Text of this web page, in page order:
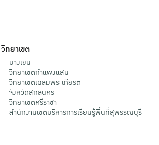
วิทยาเขต
บางเขน
วิทยาเขตกําแพงแสน
วิทยาเขตเฉลิมพระเกียรติ
จังหวัดสกลนคร
วิทยาเขตศรีราชา
สำนักงานเขตบริหารการเรียนรู้พื้นที่สุพรรณบุรี